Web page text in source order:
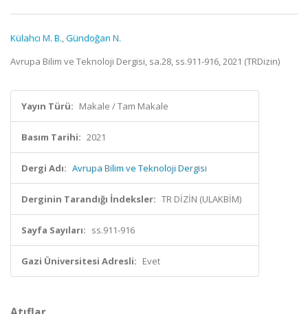
Külahcı M. B.,Gündoğan N.
Avrupa Bilim ve Teknoloji Dergisi, sa.28, ss.911-916, 2021 (TRDizin)
Yayın Türü: Makale / Tam Makale
Basım Tarihi: 2021
Dergi Adı: Avrupa Bilim ve Teknoloji Dergisi
Derginin Tarandığı İndeksler: TR DİZİN (ULAKBİM)
Sayfa Sayıları: ss.911-916
Gazi Üniversitesi Adresli: Evet